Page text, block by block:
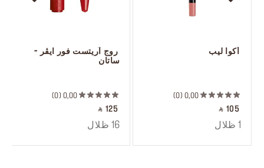
روج آريتست فور ايڤر -
ساتان
0,00
0
‎ ⃁ 125 ‎
16 ظلال
أكوا ليب
0,00
0
‎ ⃁ 105 ‎
1 ظلال